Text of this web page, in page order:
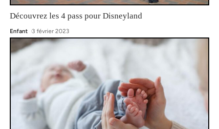
Découvrez les 4 pass pour Disneyland
Enfant 3 février 2023